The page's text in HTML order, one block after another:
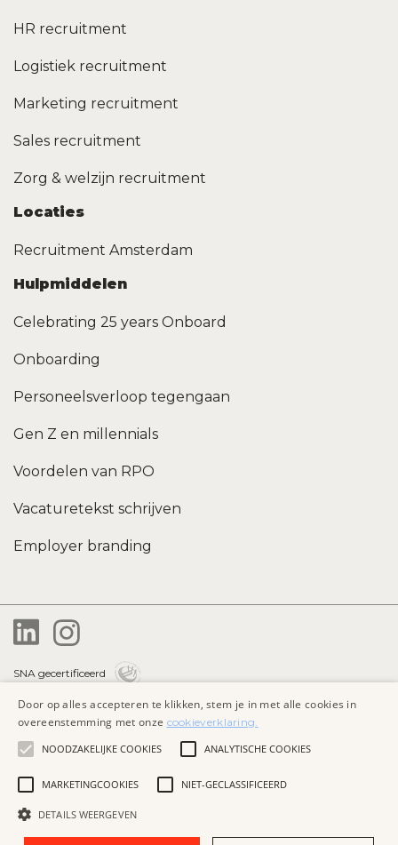
HR recruitment
Logistiek recruitment
Marketing recruitment
Sales recruitment
Zorg & welzijn recruitment
Locaties
Recruitment Amsterdam
Hulpmiddelen
Celebrating 25 years Onboard
Onboarding
Personeelsverloop tegengaan
Gen Z en millennials
Voordelen van RPO
Vacaturetekst schrijven
Employer branding
SNA gecertificeerd
Privacybeleid
Cookieverklaring
Website by
Door op alles accepteren te klikken, stem je in met alle cookies in
overeenstemming met onze cookieverklaring.
NOODZAKELIJKE COOKIES
ANALYTISCHE COOKIES
MARKETINGCOOKIES NIET-GECLASSIFICEERD
DETAILS WEERGEVEN